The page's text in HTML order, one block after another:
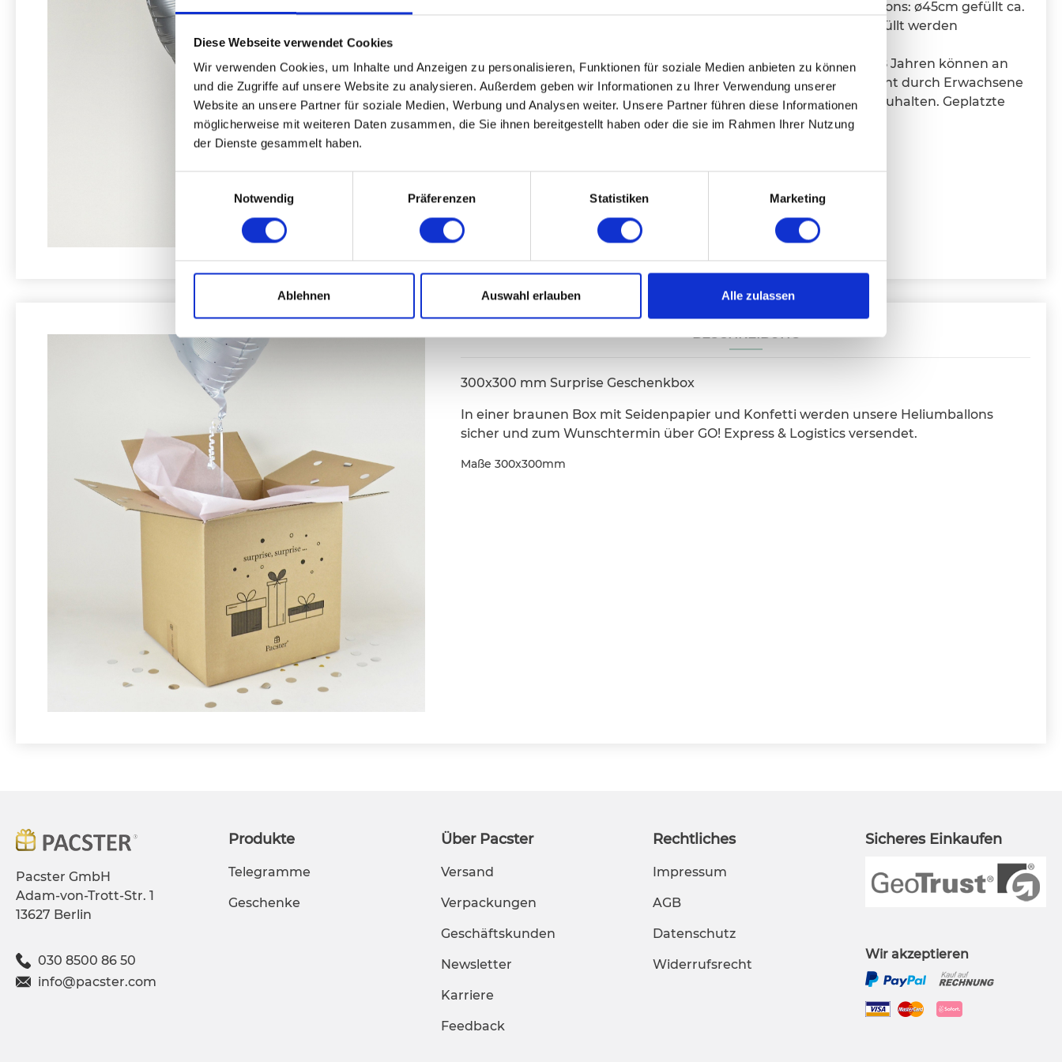
Diese Webseite verwendet Cookies
Wir verwenden Cookies, um Inhalte und Anzeigen zu personalisieren, Funktionen für soziale Medien anbieten zu können
und die Zugriffe auf unsere Website zu analysieren. Außerdem geben wir Informationen zu Ihrer Verwendung unserer
Website an unsere Partner für soziale Medien, Werbung und Analysen weiter. Unsere Partner führen diese Informationen
möglicherweise mit weiteren Daten zusammen, die Sie ihnen bereitgestellt haben oder die sie im Rahmen Ihrer Nutzung
der Dienste gesammelt haben.
Notwendig
Präferenzen Statistiken Marketing
Ablehnen Auswahl erlauben Alle zulassen
geöffnet wird, schwebt der Herzballon heraus. Größe des Herzballons: ø45cm gefüllt ca.
35 cm Farbe : SATIN Silber Die Folienballons können auch nachgefüllt werden
Achtung: Nicht geeignet für Kinder unter 3 Jahren. Kinder unter 8 Jahren können an
nicht aufgeblasenen oder geplatzten Ballons ersticken. Die Aufsicht durch Erwachsene
ist erforderlich. Nicht aufgeblasene Ballons sind von Kindern fernzuhalten. Geplatzte
Ballons sind unverzüglich zu entfernen.
BESCHREIBUNG
300x300 mm Surprise Geschenkbox
In einer braunen Box mit Seidenpapier und Konfetti werden unsere Heliumballons
sicher und zum Wunschtermin über GO! Express & Logistics versendet.
Maße 300x300mm
Pacster GmbH
Adam-von-Trott-Str. 1
13627 Berlin
030 8500 86 50
info@pacster.com
Produkte
Telegramme
Geschenke
Über Pacster
Versand
Verpackungen
Geschäftskunden
Newsletter
Karriere
Feedback
Rechtliches
Impressum
AGB
Datenschutz
Widerrufsrecht
Sicheres Einkaufen
Wir akzeptieren